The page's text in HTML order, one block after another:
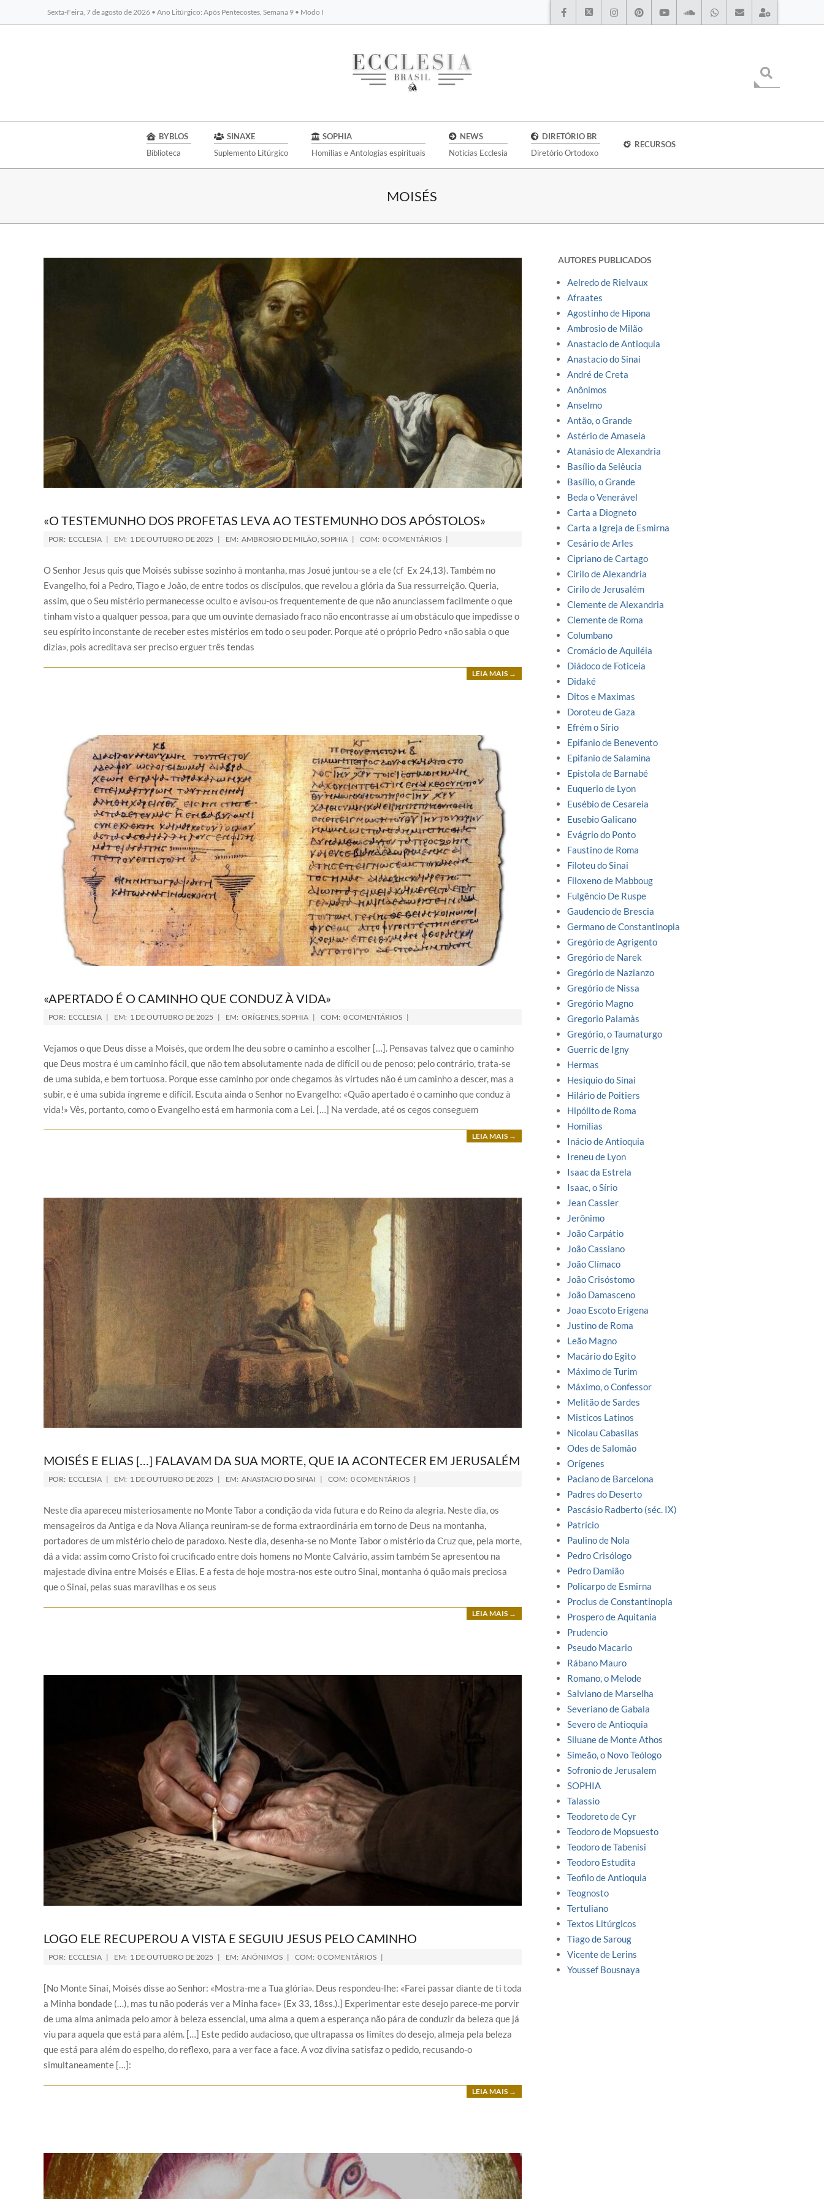
Sexta-Feira, 7 de agosto de 2026 • Ano Litúrgico: Após Pentecostes, Semana 9 • Modo I
BYBLOS
BYBLOS
Biblioteca
SINAXE
Suplemento Litúrgico
SOPHIA
Homilias e Antologias espirituais
NEWS
Notícias Ecclesia
DIRETÓRIO BR
Diretório Ortodoxo
RECURSOS
MOISÉS
«O TESTEMUNHO DOS PROFETAS LEVA AO TESTEMUNHO DOS APÓSTOLOS»
POR: ECCLESIA EM: 1 DE OUTUBRO DE 2025 EM: AMBROSIO DE MILÃO, SOPHIA COM: 0 COMENTÁRIOS
O Senhor Jesus quis que Moisés subisse sozinho à montanha, mas Josué juntou-se a ele (cf Ex 24,13). Também no
Evangelho, foi a Pedro, Tiago e João, de entre todos os discípulos, que revelou a glória da Sua ressurreição. Queria,
assim, que o Seu mistério permanecesse oculto e avisou-os frequentemente de que não anunciassem facilmente o que
tinham visto a qualquer pessoa, para que um ouvinte demasiado fraco não encontrasse aí um obstáculo que impedisse o
seu espírito inconstante de receber estes mistérios em todo o seu poder. Porque até o próprio Pedro «não sabia o que
dizia», pois acreditava ser preciso erguer três tendas
LEIA MAIS →
«APERTADO É O CAMINHO QUE CONDUZ À VIDA»
POR: ECCLESIA EM: 1 DE OUTUBRO DE 2025 EM: ORÍGENES SOPHIA COM: 0 COMENTÁRIOS
Vejamos o que Deus disse a Moisés, que ordem lhe deu sobre o caminho a escolher […]. Pensavas talvez que o caminho
que Deus mostra é um caminho fácil, que não tem absolutamente nada de difícil ou de penoso; pelo contrário, trata-se
de uma subida, e bem tortuosa. Porque esse caminho por onde chegamos às virtudes não é um caminho a descer, mas a
subir, e é uma subida íngreme e difícil. Escuta ainda o Senhor no Evangelho: «Quão apertado é o caminho que conduz à
vida!» Vês, portanto, como o Evangelho está em harmonia com a Lei. […] Na verdade, até os cegos conseguem
LEIA MAIS →
MOISÉS E ELIAS […] FALAVAM DA SUA MORTE, QUE IA ACONTECER EM JERUSALÉM
POR: ECCLESIA EM: 1 DE OUTUBRO DE 2025 EM: ANASTACIO DO SINAI COM: 0 COMENTÁRIOS
Neste dia apareceu misteriosamente no Monte Tabor a condição da vida futura e do Reino da alegria. Neste dia, os
mensageiros da Antiga e da Nova Aliança reuniram-se de forma extraordinária em torno de Deus na montanha,
portadores de um mistério cheio de paradoxo. Neste dia, desenha-se no Monte Tabor o mistério da Cruz que, pela morte,
dá a vida: assim como Cristo foi crucificado entre dois homens no Monte Calvário, assim também Se apresentou na
majestade divina entre Moisés e Elias. E a festa de hoje mostra-nos este outro Sinai, montanha ó quão mais preciosa
que o Sinai, pelas suas maravilhas e os seus
LEIA MAIS →
LOGO ELE RECUPEROU A VISTA E SEGUIU JESUS PELO CAMINHO
POR: ECCLESIA EM: 1 DE OUTUBRO DE 2025 EM: ANÔNIMOS COM: 0 COMENTÁRIOS
[No Monte Sinai, Moisés disse ao Senhor: «Mostra-me a Tua glória». Deus respondeu-lhe: «Farei passar diante de ti toda
a Minha bondade (…), mas tu não poderás ver a Minha face» (Ex 33, 18ss.).] Experimentar este desejo parece-me porvir
de uma alma animada pelo amor à beleza essencial, uma alma a quem a esperança não pára de conduzir da beleza que já
viu para aquela que está para além. […] Este pedido audacioso, que ultrapassa os limites do desejo, almeja pela beleza
que está para além do espelho, do reflexo, para a ver face a face. A voz divina satisfaz o pedido, recusando-o
simultaneamente […]:
LEIA MAIS →
AUTORES PUBLICADOS
Aelredo de Rielvaux
Afraates
Agostinho de Hipona
Ambrosio de Milão
Anastacio de Antioquia
Anastacio do Sinai
André de Creta
Anônimos
Anselmo
Antão, o Grande
Astério de Amaseia
Atanásio de Alexandria
Basílio da Selêucia
Basílio, o Grande
Beda o Venerável
Carta a Diogneto
Carta a Igreja de Esmirna
Cesário de Arles
Cipriano de Cartago
Cirilo de Alexandria
Cirilo de Jerusalém
Clemente de Alexandria
Clemente de Roma
Columbano
Cromácio de Aquiléia
Diádoco de Foticeia
Didaké
Ditos e Maximas
Doroteu de Gaza
Efrém o Sírio
Epifanio de Benevento
Epifanio de Salamina
Epistola de Barnabé
Euquerio de Lyon
Eusébio de Cesareia
Eusebio Galicano
Evágrio do Ponto
Faustino de Roma
Filoteu do Sinai
Filoxeno de Mabboug
Fulgêncio De Ruspe
Gaudencio de Brescia
Germano de Constantinopla
Gregório de Agrigento
Gregório de Narek
Gregório de Nazianzo
Gregório de Nissa
Gregório Magno
Gregorio Palamàs
Gregório, o Taumaturgo
Guerric de Igny
Hermas
Hesiquio do Sinai
Hilário de Poitiers
Hipólito de Roma
Homilias
Inácio de Antioquia
Ireneu de Lyon
Isaac da Estrela
Isaac, o Sírio
Jean Cassier
Jerônimo
João Carpátio
João Cassiano
João Clímaco
João Crisóstomo
João Damasceno
Joao Escoto Erigena
Justino de Roma
Leão Magno
Macário do Egito
Máximo de Turim
Máximo, o Confessor
Melitão de Sardes
Misticos Latinos
Nicolau Cabasilas
Odes de Salomão
Orígenes
Paciano de Barcelona
Padres do Deserto
Pascásio Radberto (séc. IX)
Patrício
Paulino de Nola
Pedro Crisólogo
Pedro Damião
Policarpo de Esmirna
Proclus de Constantinopla
Prospero de Aquitania
Prudencio
Pseudo Macario
Rábano Mauro
Romano, o Melode
Salviano de Marselha
Severiano de Gabala
Severo de Antioquia
Siluane de Monte Athos
Simeão, o Novo Teólogo
Sofronio de Jerusalem
SOPHIA
Talassio
Teodoreto de Cyr
Teodoro de Mopsuesto
Teodoro de Tabenisi
Teodoro Estudita
Teofilo de Antioquia
Teognosto
Tertuliano
Textos Litúrgicos
Tiago de Saroug
Vicente de Lerins
Youssef Bousnaya